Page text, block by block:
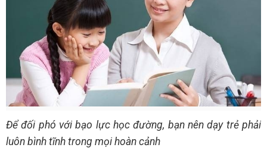
Để đối phó với bạo lực học đường, bạn nên dạy trẻ phải
luôn bình tĩnh trong mọi hoàn cảnh